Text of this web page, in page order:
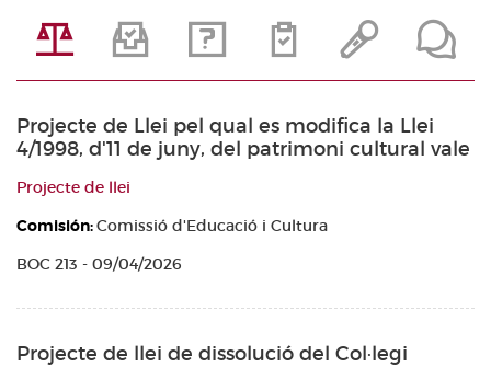
Projecte de Llei pel qual es modifica la Llei
4/1998, d'11 de juny, del patrimoni cultural vale
Projecte de llei
Comisión:Comissió d'Educació i Cultura
BOC 213 - 09/04/2026
Projecte de llei de dissolució del Col·legi